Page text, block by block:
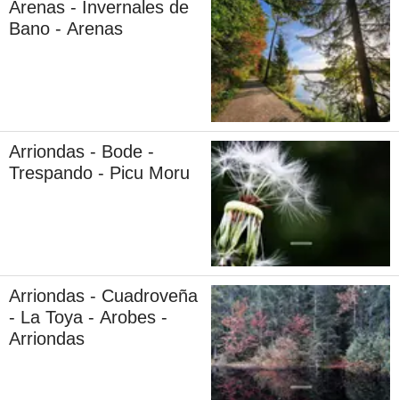
Arenas - Invernales de
Bano - Arenas
Arriondas - Bode -
Trespando - Picu Moru
Arriondas - Cuadroveña
- La Toya - Arobes -
Arriondas